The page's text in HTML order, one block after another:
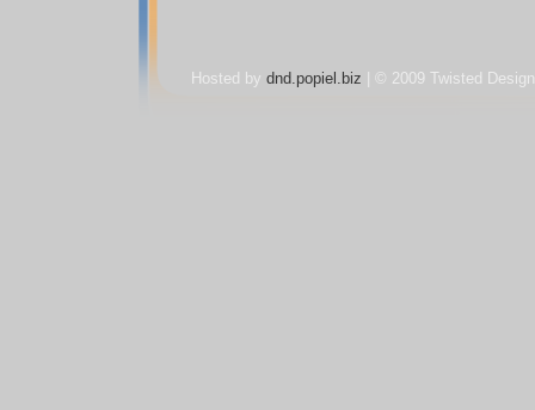
Hosted by dnd.popiel.biz | © 2009 Twisted